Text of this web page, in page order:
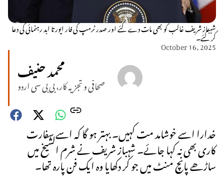
شہباز شریف غالب کو بھی مات دے گئے اور صدر ٹرمپ کی فار ایور تا ابد رہنمائی کی دعا
کر گئے۔
October 16, 2025
محمد حنیف
صحافی و تجزیہ کار، بی بی سی اردو
خدارا اسے خوشامد مت کہیں۔ بہتر ہو گا کہ اسے سفارت
کاری بھی نہ کہا جائے۔ شہباز شریف نے شرم الشیخ میں
ساڑھے پانچ منٹ میں جو کر دکھایا وہ ایک فن پارہ تھا۔